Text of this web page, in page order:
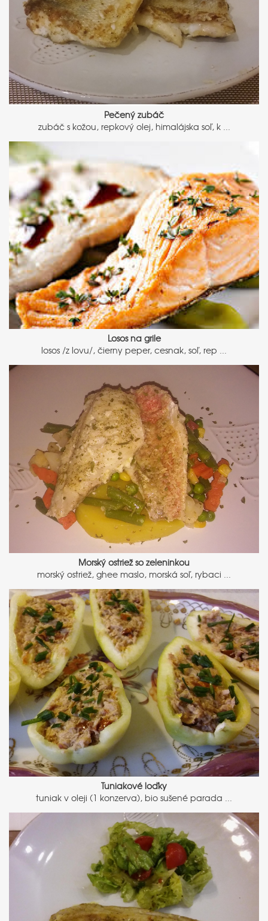
Pečený zubáč
zubáč s kožou, repkový olej, himalájska soľ, k ...
Losos na grile
losos /z lovu/, čierny peper, cesnak, soľ, rep ...
Morský ostriež so zeleninkou
morský ostriež, ghee maslo, morská soľ, rybaci ...
Tuniakové loďky
tuniak v oleji (1 konzerva), bio sušené parada ...